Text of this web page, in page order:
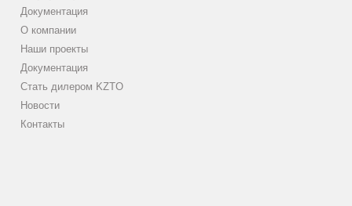
Документация
О компании
Наши проекты
Документация
Стать дилером KZTO
Новости
Контакты